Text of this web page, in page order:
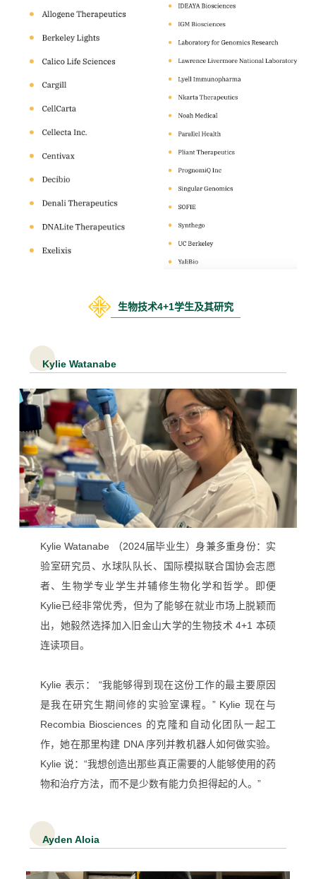
生物技术4+1学生及其研究
Kylie Watanabe
Kylie Watanabe （2024届毕业生）身兼多重身份：实
验室研究员、水球队队长、国际模拟联合国协会志愿
者、生物学专业学生并辅修生物化学和哲学。即便
Kylie已经非常优秀，但为了能够在就业市场上脱颖而
出，她毅然选择加入旧金山大学的生物技术 4+1 本硕
连读项目。
Kylie 表示： “我能够得到现在这份工作的最主要原因
是我在研究生期间修的实验室课程。” Kylie 现在与
Recombia Biosciences 的克隆和自动化团队一起工
作，她在那里构建 DNA 序列并教机器人如何做实验。
Kylie 说：“我想创造出那些真正需要的人能够使用的药
物和治疗方法，而不是少数有能力负担得起的人。”
Ayden Aloia